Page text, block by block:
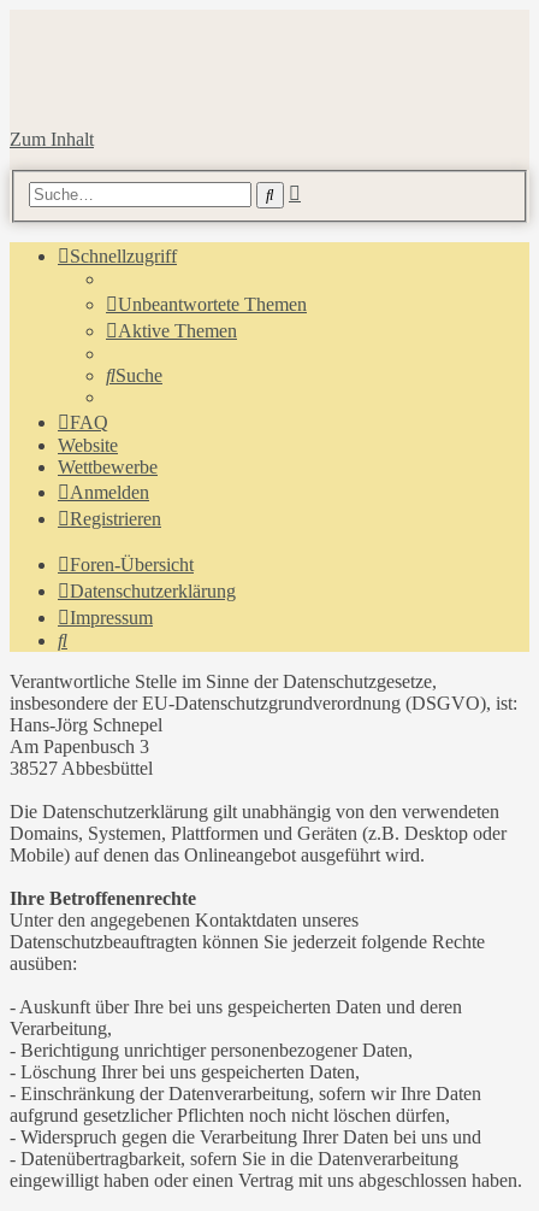
Zum Inhalt
Suche
Schnellzugriff
Unbeantwortete Themen
Aktive Themen
Suche
FAQ
Website
Wettbewerbe
Anmelden
Registrieren
Foren-Übersicht
Datenschutzerklärung
Impressum
Suche
Verantwortliche Stelle im Sinne der Datenschutzgesetze,
insbesondere der EU-Datenschutzgrundverordnung (DSGVO), ist:
Hans-Jörg Schnepel
Am Papenbusch 3
38527 Abbesbüttel
Die Datenschutzerklärung gilt unabhängig von den verwendeten
Domains, Systemen, Plattformen und Geräten (z.B. Desktop oder
Mobile) auf denen das Onlineangebot ausgeführt wird.
Ihre Betroffenenrechte
Unter den angegebenen Kontaktdaten unseres
Datenschutzbeauftragten können Sie jederzeit folgende Rechte
ausüben:
- Auskunft über Ihre bei uns gespeicherten Daten und deren
Verarbeitung,
- Berichtigung unrichtiger personenbezogener Daten,
- Löschung Ihrer bei uns gespeicherten Daten,
- Einschränkung der Datenverarbeitung, sofern wir Ihre Daten
aufgrund gesetzlicher Pflichten noch nicht löschen dürfen,
- Widerspruch gegen die Verarbeitung Ihrer Daten bei uns und
- Datenübertragbarkeit, sofern Sie in die Datenverarbeitung
eingewilligt haben oder einen Vertrag mit uns abgeschlossen haben.